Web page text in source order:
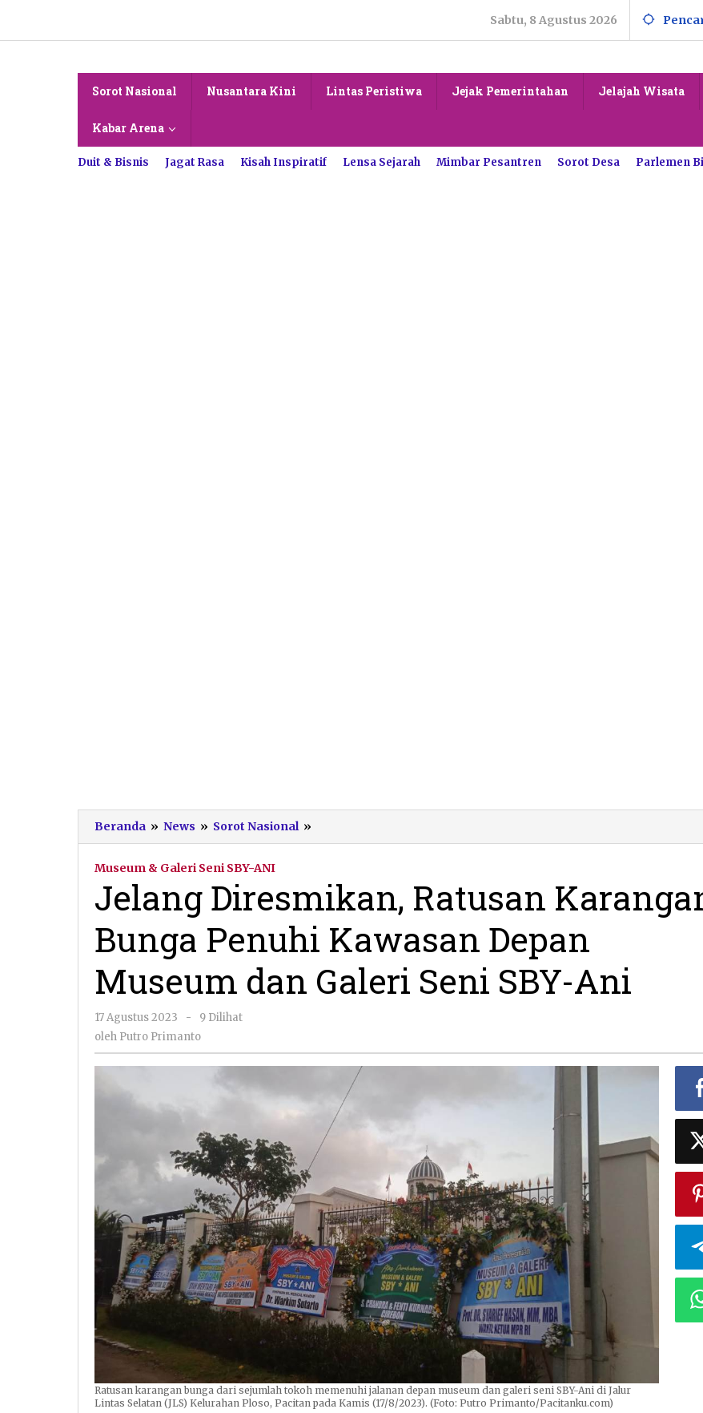
konten
Sabtu, 8 Agustus 2026
Sorot Nasional Nusantara Kini Lintas Peristiwa Jejak Pemerintahan Jelajah Wisata
Kabar Arena
Duit & Bisnis Jagat Rasa Kisah Inspiratif Lensa Sejarah Mimbar Pesantren Sorot Desa Parlemen
Beranda » News » Sorot Nasional »
Diresmikan,
Bunga
Penuhi
Kawasan
Depan
dan
Galeri
Museum & Galeri Seni SBY-ANI
Jelang Diresmikan, Ratusan
Bunga Penuhi Kawasan Depan
Museum dan Galeri Seni SBY-Ani
17 Agustus 2023
oleh
Putro
-
9 Dilihat
oleh Putro Primanto
Ratusan karangan bunga dari sejumlah tokoh memenuhi jalanan depan museum dan galeri seni SBY-Ani di Jalur
Lintas Selatan (JLS) Kelurahan Ploso, Pacitan pada Kamis (17/8/2023). (Foto: Putro Primanto/Pacitanku.com)